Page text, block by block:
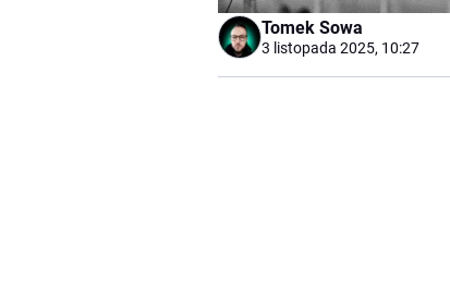
Tomek Sowa
3 listopada 2025, 10:27